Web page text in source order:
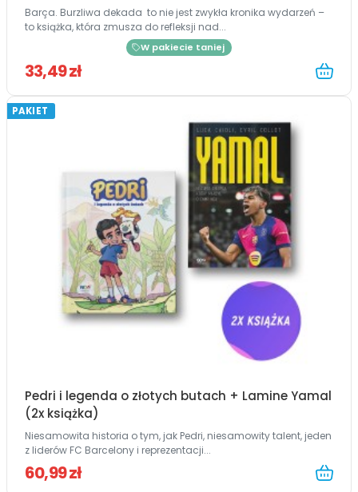
Barça. Burzliwa dekada to nie jest zwykła kronika wydarzeń –
to książka, która zmusza do refleksji nad...
W pakiecie taniej
33,49 zł
PAKIET
Pedri i legenda o złotych butach + Lamine Yamal
(2x książka)
Niesamowita historia o tym, jak Pedri, niesamowity talent, jeden
z liderów FC Barcelony i reprezentacji...
60,99 zł